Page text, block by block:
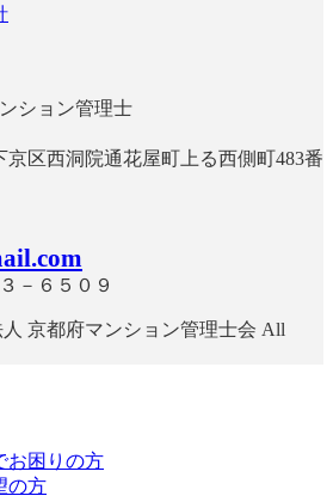
ション管理士
区西洞院通花屋町上る西側町483番
－６５０９
京都府マンション管理士会 All
お困りの方
の方